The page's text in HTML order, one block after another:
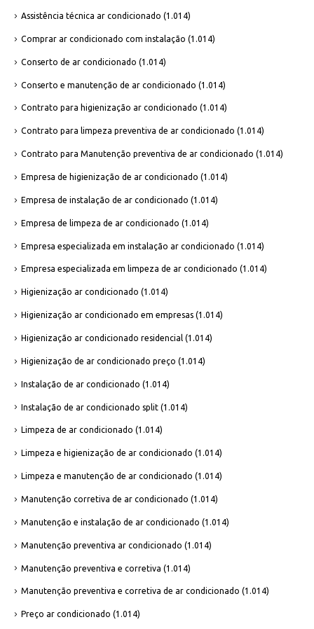
Assistência técnica ar condicionado (1.014)
Comprar ar condicionado com instalação (1.014)
Conserto de ar condicionado (1.014)
Conserto e manutenção de ar condicionado (1.014)
Contrato para higienização ar condicionado (1.014)
Contrato para limpeza preventiva de ar condicionado (1.014)
Contrato para Manutenção preventiva de ar condicionado (1.014)
Empresa de higienização de ar condicionado (1.014)
Empresa de instalação de ar condicionado (1.014)
Empresa de limpeza de ar condicionado (1.014)
Empresa especializada em instalação ar condicionado (1.014)
Empresa especializada em limpeza de ar condicionado (1.014)
Higienização ar condicionado (1.014)
Higienização ar condicionado em empresas (1.014)
Higienização ar condicionado residencial (1.014)
Higienização de ar condicionado preço (1.014)
Instalação de ar condicionado (1.014)
Instalação de ar condicionado split (1.014)
Limpeza de ar condicionado (1.014)
Limpeza e higienização de ar condicionado (1.014)
Limpeza e manutenção de ar condicionado (1.014)
Manutenção corretiva de ar condicionado (1.014)
Manutenção e instalação de ar condicionado (1.014)
Manutenção preventiva ar condicionado (1.014)
Manutenção preventiva e corretiva (1.014)
Manutenção preventiva e corretiva de ar condicionado (1.014)
Preço ar condicionado (1.014)